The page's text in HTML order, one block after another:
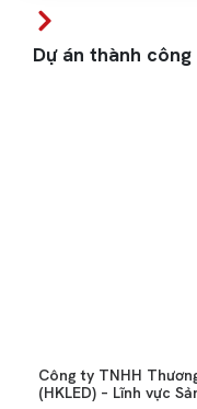
Dự án thành công
Công ty TNHH
(HKLED) – Lĩnh vực